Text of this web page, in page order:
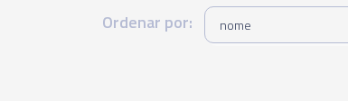
Ordenar por: